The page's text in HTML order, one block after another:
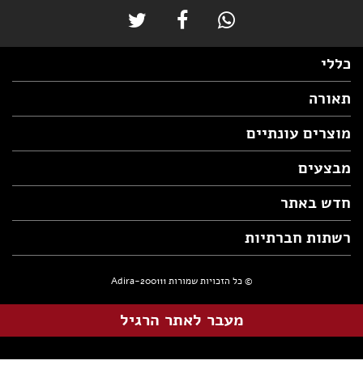
כללי
תאורה
מוצרים עונתיים
מבצעים
חדש באתר
רשתות חברתיות
© כל הזכויות שמורות Adira-200111
מעבר לאתר הרגיל